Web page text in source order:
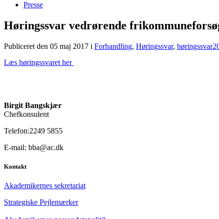
Presse
Høringssvar vedrørende
Publiceret den 05 maj 2017 i Forhandling, Høringssvar,
Læs høringssvaret her
Birgit Bangskjær
Chefkonsulent
Telefon:2249 5855
E-mail: bba@ac.dk
Kontakt
Akademikernes sekretariat
Strategiske Pejlemærker